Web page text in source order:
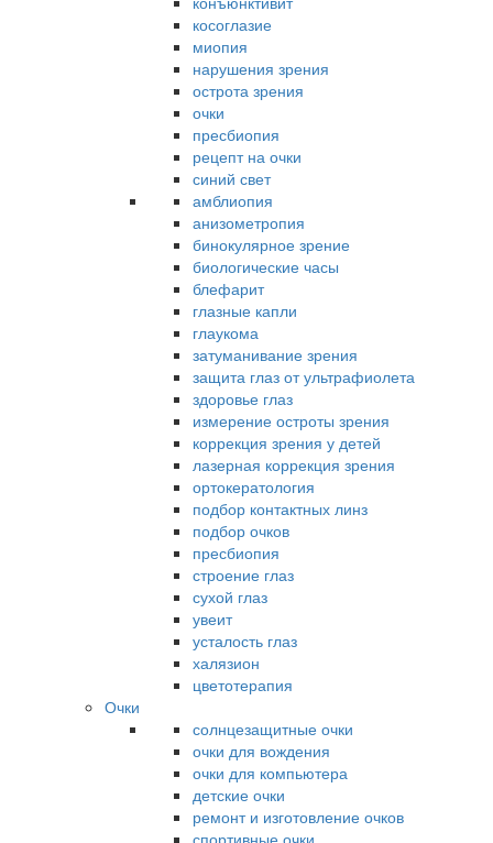
косоглазие
миопия
нарушения зрения
острота зрения
очки
пресбиопия
рецепт на очки
синий свет
амблиопия
анизометропия
бинокулярное зрение
биологические часы
блефарит
глазные капли
глаукома
затуманивание зрения
защита глаз от ультрафиолета
здоровье глаз
измерение остроты зрения
коррекция зрения у детей
лазерная коррекция зрения
ортокератология
подбор контактных линз
подбор очков
пресбиопия
строение глаз
сухой глаз
увеит
усталость глаз
халязион
цветотерапия
Очки
солнцезащитные очки
очки для вождения
очки для компьютера
детские очки
ремонт и изготовление очков